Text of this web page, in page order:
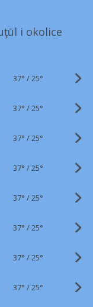
i okolice
37° /25°
37° /25°
37° /25°
37° /25°
37° /25°
37° /25°
37° /25°
37° /25°